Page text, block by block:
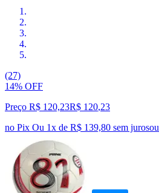
(27)
14% OFF
Preço R$ 120,23R$ 120,23
no Pix Ou 1x de R$ 139,80 sem jurosou